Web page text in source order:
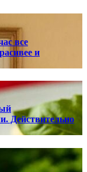
все
и
Действительно